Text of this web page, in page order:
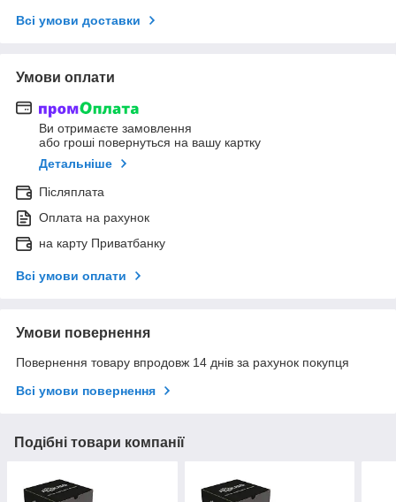
Всі умови доставки
Умови оплати
Ви отримаєте замовлення
або гроші повернуться на вашу картку
Детальніше
Післяплата
Оплата на рахунок
на карту Приватбанку
Всі умови оплати
Умови повернення
Повернення товару впродовж 14 днів за рахунок покупця
Всі умови повернення
Подібні товари компанії